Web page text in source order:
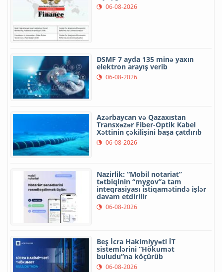
06-08-2026
DSMF 7 ayda 135 minə yaxın
elektron arayış verib
06-08-2026
Azərbaycan və Qazaxıstan
Transxəzər Fiber-Optik Kabel
Xəttinin çəkilişini başa çatdırıb
06-08-2026
Nazirlik: “Mobil notariat”
tətbiqinin “mygov”a tam
inteqrasiyası istiqamətində işlər
davam etdirilir
06-08-2026
Beş İcra Hakimiyyəti İT
sistemlərini “Hökumət
buludu”na köçürüb
06-08-2026